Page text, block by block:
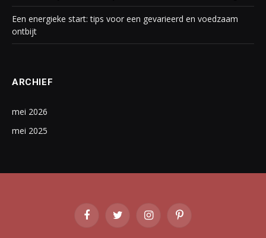
Een energieke start: tips voor een gevarieerd en voedzaam
ontbijt
ARCHIEF
mei 2026
mei 2025
FacebookTwitter InstagramPinterest